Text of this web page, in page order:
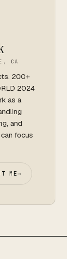
CA
200+
2024
as a
and
focus
ME→